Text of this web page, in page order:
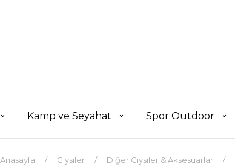
Kamp ve Seyahat Spor Outdoor
Anasayfa Giysiler Diğer Giysiler & Aksesuarlar